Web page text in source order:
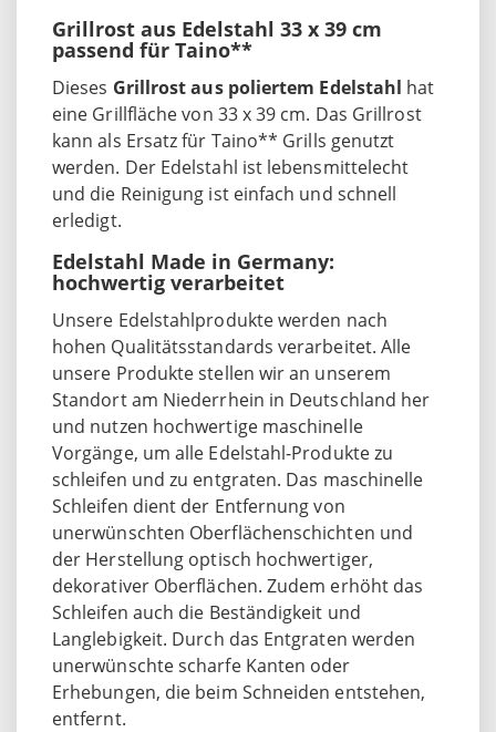
Grillrost aus Edelstahl 33 x 39 cm
passend für Taino**
Dieses Grillrost aus poliertem Edelstahl hat
eine Grillfläche von 33 x 39 cm. Das Grillrost
kann als Ersatz für Taino** Grills genutzt
werden. Der Edelstahl ist lebensmittelecht
und die Reinigung ist einfach und schnell
erledigt.
Edelstahl Made in Germany:
hochwertig verarbeitet
Unsere Edelstahlprodukte werden nach
hohen Qualitätsstandards verarbeitet. Alle
unsere Produkte stellen wir an unserem
Standort am Niederrhein in Deutschland her
und nutzen hochwertige maschinelle
Vorgänge, um alle Edelstahl-Produkte zu
schleifen und zu entgraten. Das maschinelle
Schleifen dient der Entfernung von
unerwünschten Oberflächenschichten und
der Herstellung optisch hochwertiger,
dekorativer Oberflächen. Zudem erhöht das
Schleifen auch die Beständigkeit und
Langlebigkeit. Durch das Entgraten werden
unerwünschte scharfe Kanten oder
Erhebungen, die beim Schneiden entstehen,
entfernt.